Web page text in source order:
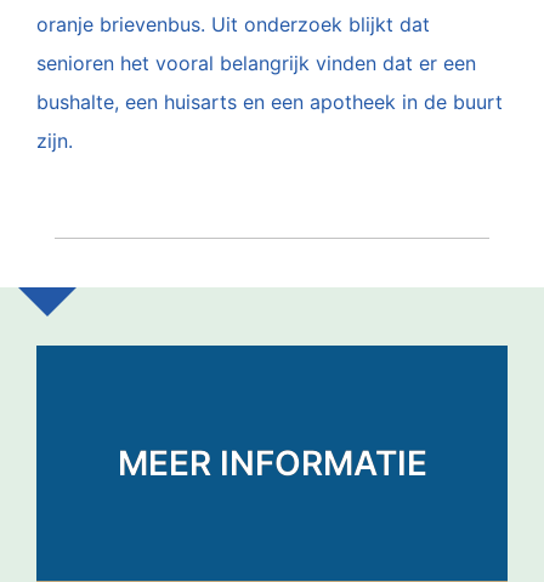
oranje brievenbus. Uit onderzoek blijkt dat
senioren het vooral belangrijk vinden dat er een
bushalte, een huisarts en een apotheek in de buurt
zijn.
MEER INFORMATIE